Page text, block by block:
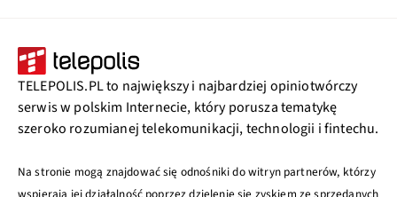
TELEPOLIS.PL to największy i najbardziej opiniotwórczy
serwis w polskim Internecie, który porusza tematykę
szeroko rozumianej telekomunikacji, technologii i fintechu.
Na stronie mogą znajdować się odnośniki do witryn partnerów, którzy
wspierają jej działalność poprzez dzielenie się zyskiem ze sprzedanych